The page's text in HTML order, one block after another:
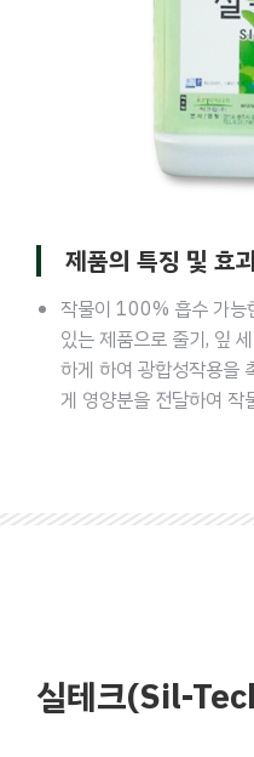
제품의 특징 및 효
작물이 100% 흡수 가능
있는 제품으로 줄기, 잎
하게 하여 광합성작용을
게 영양분을 전달하여 작
실테크(Sil-